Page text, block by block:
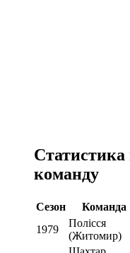
Статистика
команду
Сезон Команда
1979
Полісся
(Житомир)